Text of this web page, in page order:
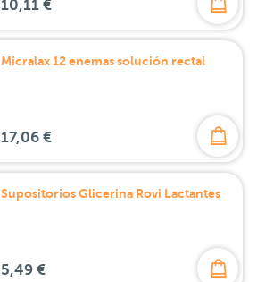
10,11 €
Micralax 12 enemas solución rectal
17,06 €
Supositorios Glicerina Rovi Lactantes
5,49 €